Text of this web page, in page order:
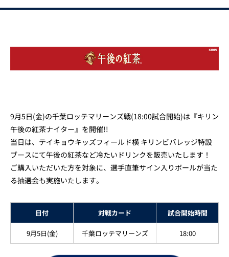
9月5日(金)の千葉ロッテマリーンズ戦(18:00試合開始)は『キリン
午後の紅茶ナイター』を開催!!
当日は、テイキョウキッズフィールド横 キリンビバレッジ特設
ブースにて午後の紅茶など冷たいドリンクを販売いたします！
ご購入いただいた方を対象に、選手直筆サイン入りボールが当た
る抽選会も実施いたします。
日付 対戦カード 試合開始時間
9月5日(金) 千葉ロッテマリーンズ 18:00